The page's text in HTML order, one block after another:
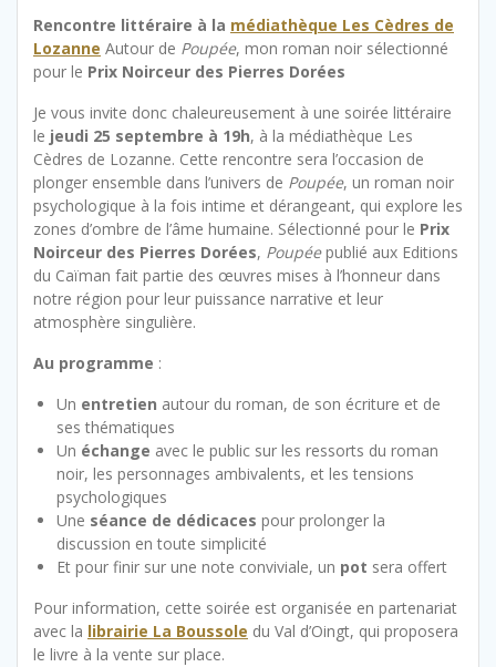
Rencontre littéraire à la médiathèque Les Cèdres de
Lozanne Autour de Poupée, mon roman noir sélectionné
pour le Prix Noirceur des Pierres Dorées
Je vous invite donc chaleureusement à une soirée littéraire
le jeudi 25 septembre à 19h, à la médiathèque Les
Cèdres de Lozanne. Cette rencontre sera l’occasion de
plonger ensemble dans l’univers de Poupée, un roman noir
psychologique à la fois intime et dérangeant, qui explore les
zones d’ombre de l’âme humaine. Sélectionné pour le Prix
Noirceur des Pierres Dorées, Poupéepublié aux Editions
du Caïman fait partie des œuvres mises à l’honneur dans
notre région pour leur puissance narrative et leur
atmosphère singulière.
Au programme :
Un entretien autour du roman, de son écriture et de
ses thématiques
Un échange avec le public sur les ressorts du roman
noir, les personnages ambivalents, et les tensions
psychologiques
Une séance de dédicaces pour prolonger la
discussion en toute simplicité
Et pour finir sur une note conviviale, un pot sera offert
Pour information, cette soirée est organisée en partenariat
avec la librairie La Boussole du Val d’Oingt, qui proposera
le livre à la vente sur place.